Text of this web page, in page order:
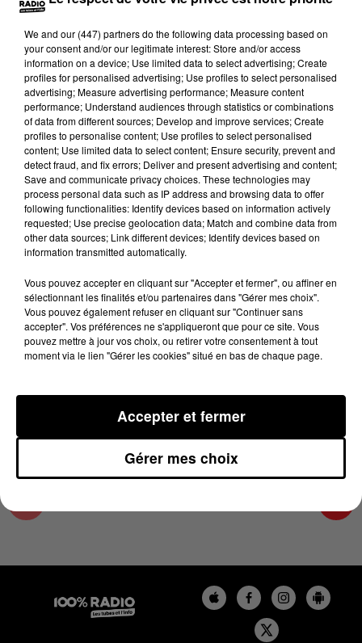
Lecture (1 min 24 sec)
100%
100% Radio l'agenda du Tarn nord
27 juin 2025 - 1 min 24 sec
L'AGENDA DU TARN NORD DU 27/06/2025 À
11H01
L'AGENDA DU TARN NORD
We and our (447) partnersdo the following data processing based on
your consent and/or our legitimate interest: Store and/or access
information on a device; Use limited data to select advertising; Create
profiles for personalised advertising; Use profiles to select personalised
advertising; Measure advertising performance; Measure content
performance; Understand audiences through statistics or combinations
of data from different sources; Develop and improve services; Create
profiles to personalise content; Use profiles to select personalised
content; Use limited data to select content; Ensure security, prevent and
detect fraud, and fix errors; Deliver and present advertising and content;
Save and communicate privacy choices. These technologies may
process personal data such as IP address and browsing data to offer
following functionalities: Identify devices based on information actively
requested; Use precise geolocation data; Match and combine data from
other data sources; Link different devices; Identify devices based on
information transmitted automatically.
Vous pouvez accepter en cliquant sur "Accepter et fermer", ou affiner en
sélectionnant les finalités et/ou partenaires dans "Gérer mes choix".
Vous pouvez également refuser en cliquant sur "Continuer sans
accepter". Vos préférences ne s'appliqueront que pour ce site. Vous
pouvez mettre à jour vos choix, ou retirer votre consentement à tout
moment via le lien "Gérer les cookies" situé en bas de chaque page.
Gérer mes choix
Accepter et fermer